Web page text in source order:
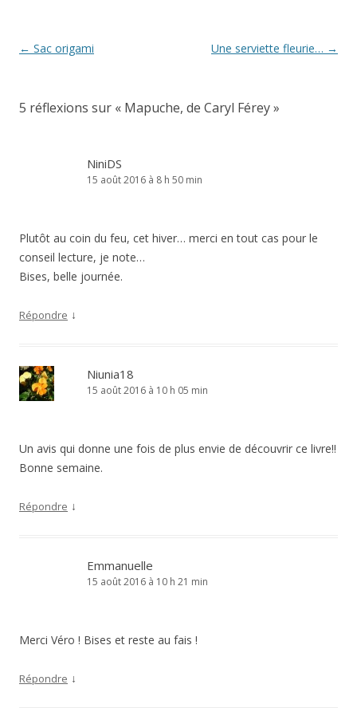
Navigation
← Sac origami Une serviette fleurie… →
5 réflexions sur « Mapuche, de Caryl Férey»
NiniDS
15 août 2016 à 8 h 50 min
Plutôt au coin du feu, cet hiver… merci en tout cas pour le
conseil lecture, je note…
Bises, belle journée.
Répondre ↓
Niunia18
15 août 2016 à 10 h 05 min
Un avis qui donne une fois de plus envie de découvrir ce livre!!
Bonne semaine.
Répondre ↓
Emmanuelle
15 août 2016 à 10 h 21 min
Merci Véro ! Bises et reste au fais !
Répondre ↓